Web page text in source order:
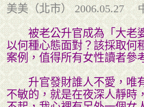
美美（北市）2006.05.27
被老公升官成為「大老婆
以何種心態面對？該採取何
案例，值得所有女性讀者
升官發財誰人不愛，唯有
不敏的，就是在夜深人靜